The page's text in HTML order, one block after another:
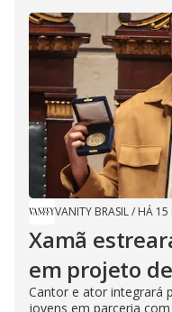
VANITY BRASIL/ HÁ 15
Xamã
em projeto
Cantor e ator integrará
jovens em parceria